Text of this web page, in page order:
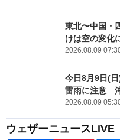
東北〜中国・
けは空の変化
2026.08.09
今日8月9日(
雷雨に注意
2026.08.09
ウェザーニュースLiVE